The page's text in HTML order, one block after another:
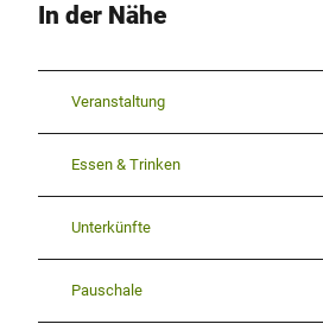
In der Nähe
Veranstaltung
Essen & Trinken
Unterkünfte
Pauschale